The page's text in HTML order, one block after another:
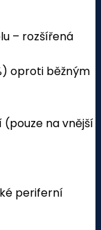
– rozšířená
oproti běžným
na vnější
periferní